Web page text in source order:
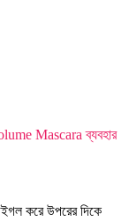
Mascara ব্যবহার
করে উপরের দিকে